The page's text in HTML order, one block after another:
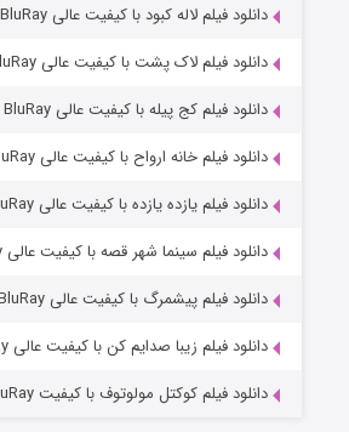
دانلود فیلم لاله کبود با کیفیت عالی BluRay
دانلود فیلم لاک پشت با کیفیت عالی BluRay
دانلود فیلم کج‌ پیله با کیفیت عالی BluRay
دانلود فیلم خانه ارواح با کیفیت عالی BluRay
دانلود فیلم یازده یازده با کیفیت عالی BluRay
دانلود فیلم سینما شهر قصه با کیفیت عالی BluRay
دانلود فیلم پیشمرگ با کیفیت عالی BluRay
دانلود فیلم زیبا صدایم کن با کیفیت عالی BluRay
دانلود فیلم کوکتل مولوتوف با کیفیت BluRay